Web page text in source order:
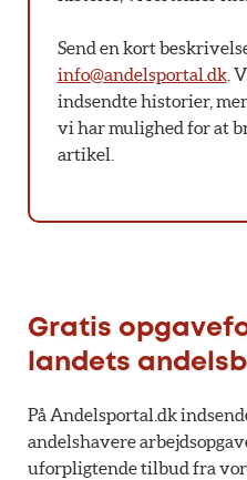
Send en kort
info@andelsportal.dk.
indsendte historier,
vi har mulighed for at
artikel.
Gratis
landets
På Andelsportal.dk
andelshavere
uforpligtende tilbud fra